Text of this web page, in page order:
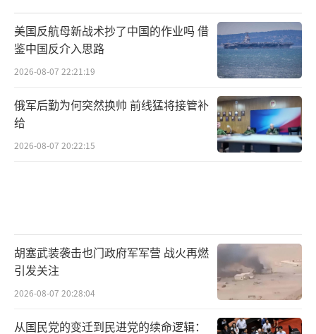
美国反航母新战术抄了中国的作业吗 借
鉴中国反介入思路
2026-08-07 22:21:19
俄军后勤为何突然换帅 前线猛将接管补
给
2026-08-07 20:22:15
胡塞武装袭击也门政府军军营 战火再燃
引发关注
2026-08-07 20:28:04
从国民党的变迁到民进党的续命逻辑：